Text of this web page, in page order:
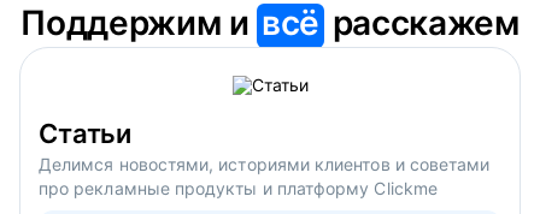
Поддержим ивсё расскажем
Статьи
Делимся новостями, историями клиентов и советами
про рекламные продукты и платформу Clickme